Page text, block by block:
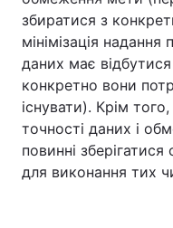
збиратися з
мінімізація
даних має
конкретно вони
існувати). Крім
точності даних і
повинні зберігатися
для виконання тих